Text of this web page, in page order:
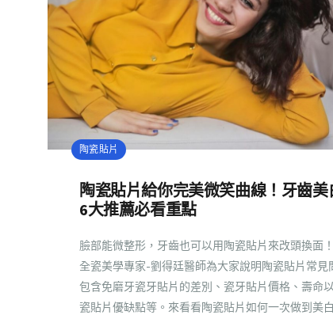
陶瓷貼片
陶瓷貼片給你完美微笑曲線！牙齒美
6大推薦必看重點
臉部能微整形，牙齒也可以用陶瓷貼片來改頭換面
全瓷美學專家-劉得廷醫師為大家說明陶瓷貼片常見
包含免磨牙瓷牙貼片的差別、瓷牙貼片價格、壽命
瓷貼片優缺點等。來看看陶瓷貼片如何一次做到美